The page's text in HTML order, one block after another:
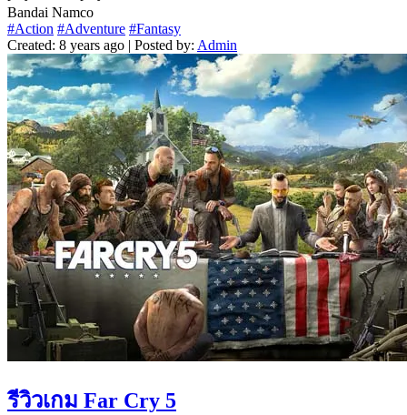
Bandai Namco
#Action #Adventure #Fantasy
Created: 8 years ago | Posted by: Admin
รีวิวเกม Far Cry 5